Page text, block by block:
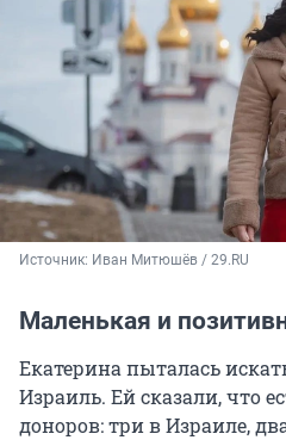
Источник: Иван Митюшёв / 29.RU
Маленькая и
Екатерина пыталась
Израиль. Ей сказали, что
доноров: три в Израиле,